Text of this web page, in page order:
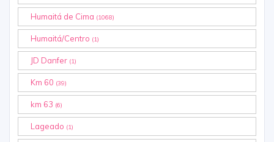
Humaitá de Cima (1068)
Humaitá/Centro (1)
JD Danfer (1)
Km 60 (39)
km 63 (6)
Lageado (1)